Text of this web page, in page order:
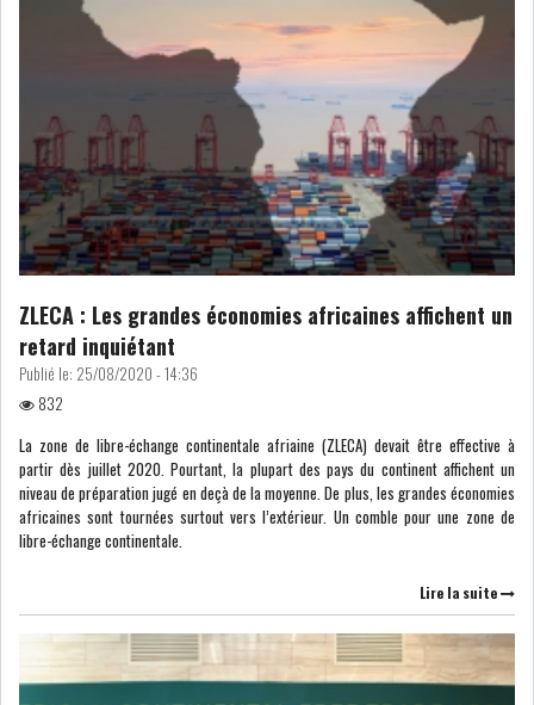
FINANCIER IMMOBILIER
INDUSTRIEL
AGRO-ALIMENTAIRE DIVERS
OFFICE PLAST : UNE LEVÉE DE
FONDS AU SER...
ANIMERA UNE C...
ENNAKL LÈVE 60 MD SUR LE
GÉOPOLITIQUES ET LE...
ZLECA : Les grandes économies africaines affichent un
retard inquiétant
Publié le: 25/08/2020 - 14:36
832
La zone de libre-échange continentale afriaine (ZLECA) devait être effective à
partir dès juillet 2020. Pourtant, la plupart des pays du continent affichent un
niveau de préparation jugé en deçà de la moyenne. De plus, les grandes économies
africaines sont tournées surtout vers l’extérieur. Un comble pour une zone de
libre-échange continentale.
Lire la suite